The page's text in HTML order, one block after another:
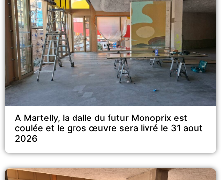
A Martelly, la dalle du futur Monoprix est
coulée et le gros œuvre sera livré le 31 aout
2026